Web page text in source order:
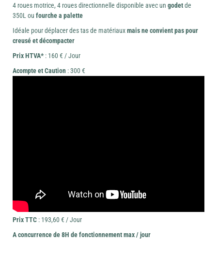
Travail
béton
Chauffage
déshumidificateur
4 roues motrice, 4 roues directionnelle disponible avec un godetde
350L ou fourche a palette
Idéale pour déplacer des tas de matériauxmaisne convient pas pour
creusé et décompacter
PrixHTVA* : 160 € / Jour
Acompte et Caution : 300 €
Prix TTC : 193,60 € / Jour
A concurrence de 8H de fonctionnement max / jour